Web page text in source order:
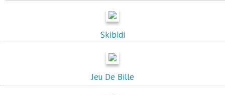
Skibidi
Jeu De Bille